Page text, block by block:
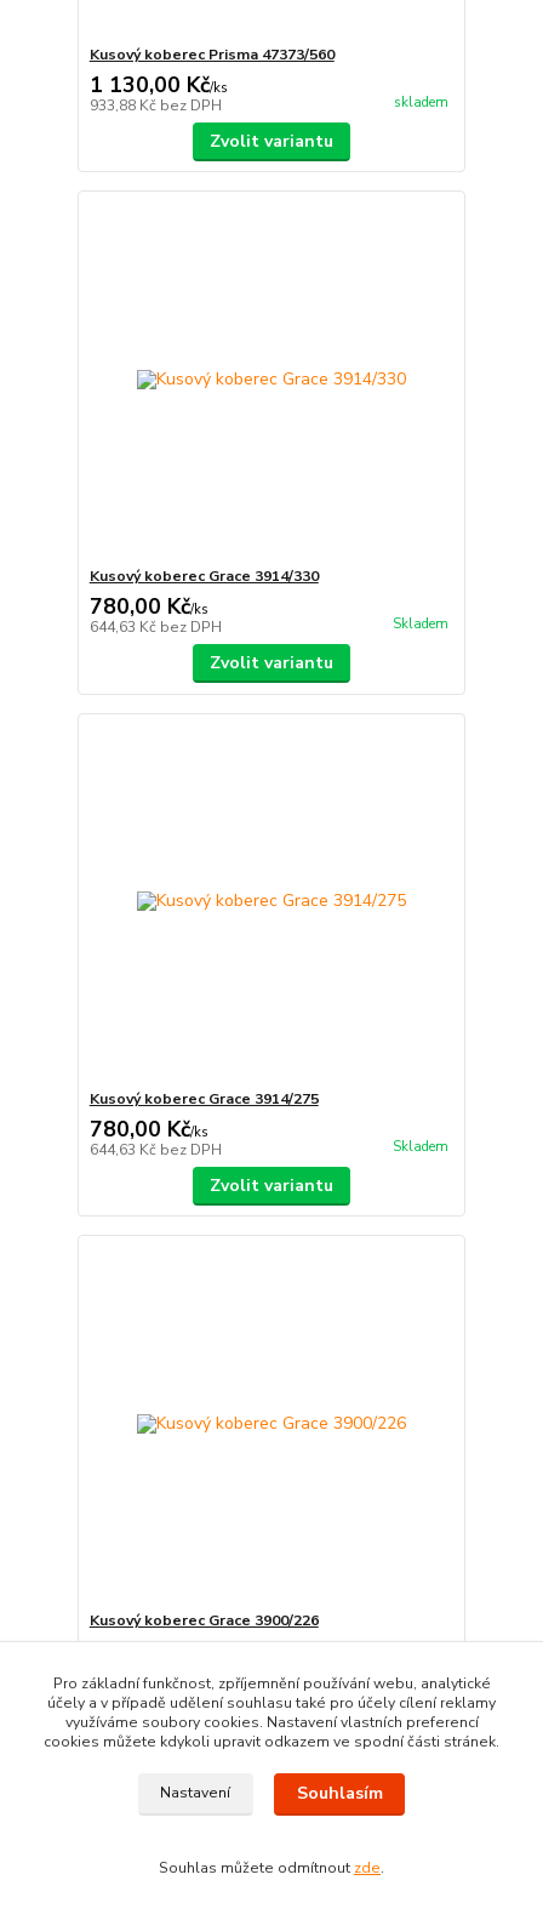
Kusový koberec Prisma 47373/560
1 130,00 Kč/ks
933,88 Kč bez DPH skladem
Zvolit variantu
Kusový koberec Grace 3914/330
780,00 Kč/ks
644,63 Kč bez DPH Skladem
Zvolit variantu
Kusový koberec Grace 3914/275
780,00 Kč/ks
644,63 Kč bez DPH Skladem
Zvolit variantu
Kusový koberec Grace 3900/226
780,00 Kč
Zvolit variantu
Pro základní funkčnost, zpříjemnění používání webu, analytické
účely a v případě udělení souhlasu také pro účely cílení reklamy
využíváme soubory cookies. Nastavení vlastních preferencí
cookies můžete kdykoli upravit odkazem ve spodní části stránek.
Nastavení Souhlasím
Souhlas můžete odmítnout zde.